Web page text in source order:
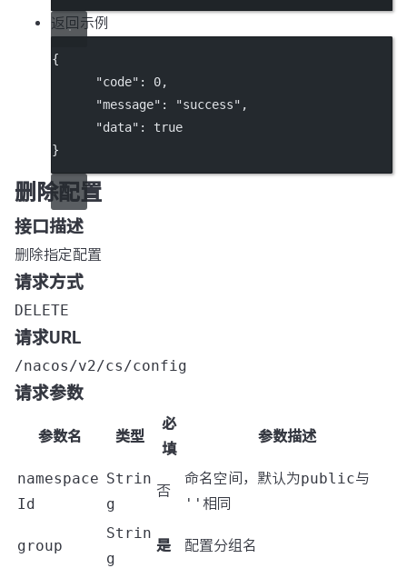
返回示例
{
"code" : 0,
"message" : "success" ,
"data" : true
}
删除配置
接口描述
删除指定配置
请求方式
DELETE
请求URL
/nacos/v2/cs/config
请求参数
参数名 类型
必
填
参数描述
namespace
Id
Strin
g
否
命名空间，默认为public与
'' 相同
group
Strin
g
是 配置分组名